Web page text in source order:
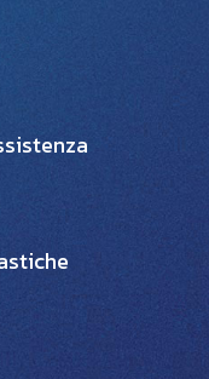
sito del Consorzio